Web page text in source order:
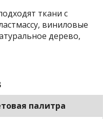
ткани с
виниловые
дерево,
палитра